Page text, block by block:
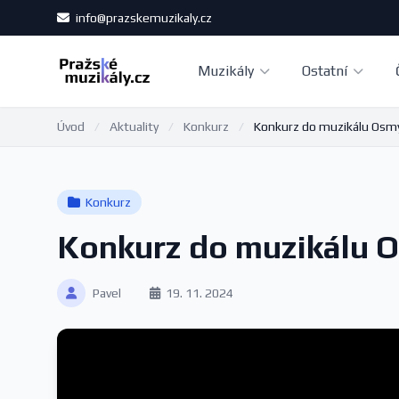
info@prazskemuzikaly.cz
Muzikály Ostatní
Úvod / Aktuality / Konkurz / Konkurz do muzikálu
Konkurz
Konkurz do muzikálu
Pavel 19. 11. 2024